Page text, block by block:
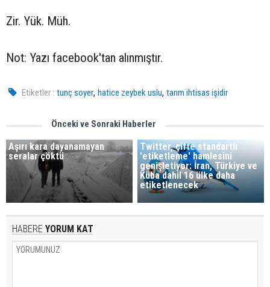
Zir. Yük. Müh.
Not: Yazı facebook'tan alınmıştır.
Etiketler : tunç soyer,hatice zeybek uslu,tarım ihtisas işidir
Önceki ve Sonraki Haberler
Aşırı kara dayanamayan
seralar çöktü
Twitter, çifte standartlı
'etiketleme' hamlesini
genişletiyor: İran, Türkiye ve
Küba dahil 16 ülke daha
etiketlenecek
HABERE YORUM KAT